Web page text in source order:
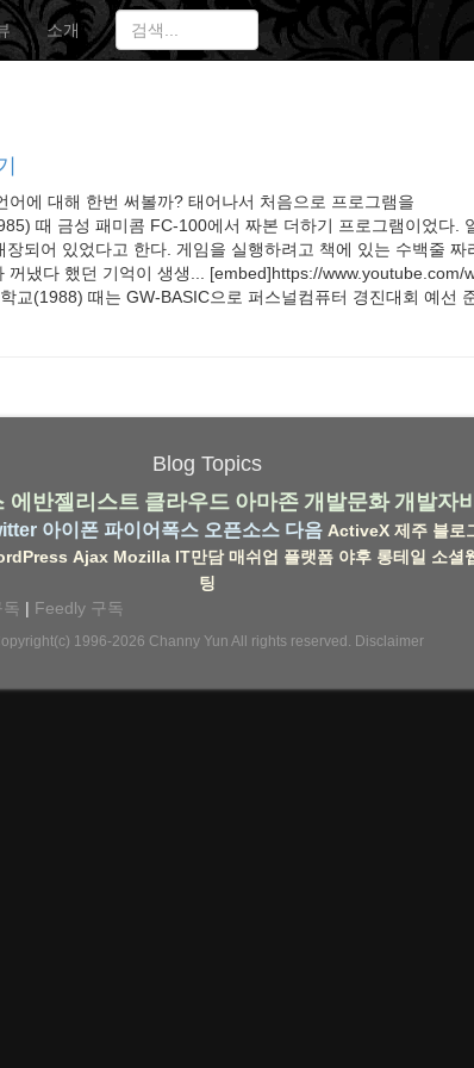
소개
어에 대해 한번 써볼까? 태어나서 처음으로 프로그램을
때 금성 패미콤 FC-100에서 짜본 더하기 프로그램이었다.
되어 있었다고 한다. 게임을 실행하려고 책에 있는 수백줄 짜
꺼냈다 했던 기억이 생생... [embed]https://www.youtube.com/
교(1988) 때는 GW-BASIC으로 퍼스널컴퓨터 경진대회 예선
Blog Topics
에반젤리스트 클라우드 아마존 개발문화 개발자
아이폰 파이어폭스 오픈소스 다음 ActiveX 제주 블로
Ajax Mozilla IT만담 매쉬업 플랫폼 야후 롱테일 소셜
팅
| Feedly 구독
1996-2026 Channy Yun All rights reserved. Disclaimer